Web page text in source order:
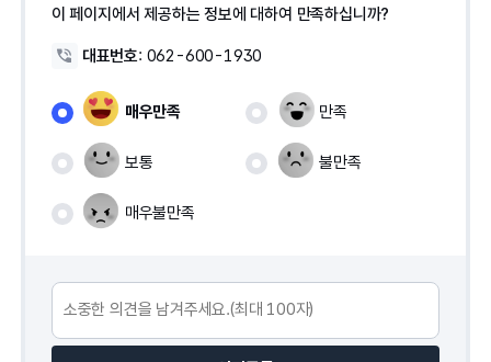
이 페이지에서 제공하는 정보에 대하여 만족하십니까?
대표번호: 062-600-1930
매우만족 만족
보통 불만족
매우불만족